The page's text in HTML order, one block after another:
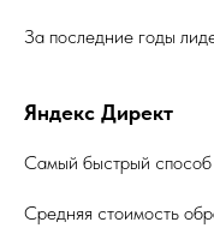
За последние годы
Яндекс Директ
Самый быстрый способ
Средняя стоимость